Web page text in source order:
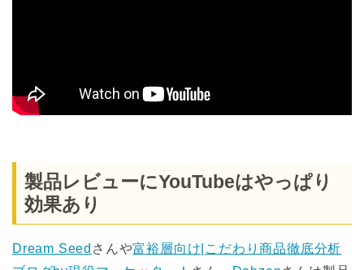
製品レビューにYouTubeはやっぱり
効果あり
Dream Seed さんや富裕層向け|こだわり商品徹底分析